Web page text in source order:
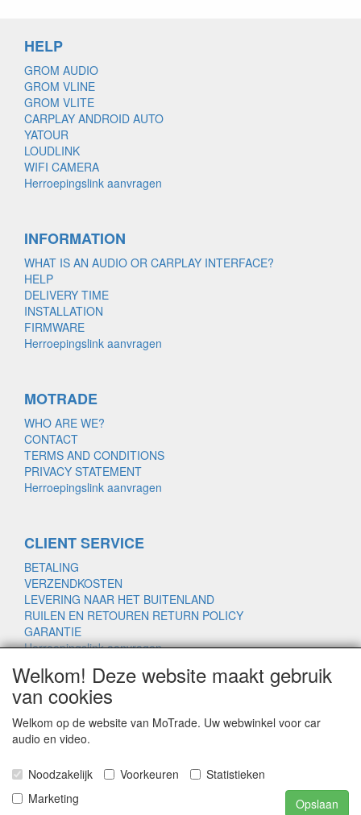
HELP
GROM AUDIO
GROM VLINE
GROM VLITE
CARPLAY ANDROID AUTO
YATOUR
LOUDLINK
WIFI CAMERA
Herroepingslink aanvragen
INFORMATION
WHAT IS AN AUDIO OR CARPLAY INTERFACE?
HELP
DELIVERY TIME
INSTALLATION
FIRMWARE
Herroepingslink aanvragen
MOTRADE
WHO ARE WE?
CONTACT
TERMS AND CONDITIONS
PRIVACY STATEMENT
Herroepingslink aanvragen
CLIENT SERVICE
BETALING
VERZENDKOSTEN
LEVERING NAAR HET BUITENLAND
RUILEN EN RETOUREN RETURN POLICY
GARANTIE
Herroepingslink aanvragen
motrade@kpnmail.nl
Handelsregister 69439559
Copyright © 2023 MoTrade. All right reserved.
Welkom! Deze website maakt gebruik
van cookies
Welkom op de website van MoTrade. Uw webwinkel voor car
audio en video.
Noodzakelijk Voorkeuren
Statistieken
Marketing
Opslaan